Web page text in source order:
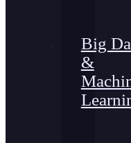
Big
&